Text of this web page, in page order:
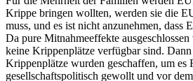
Krippe bringen wollten, werden sie die
muss, und es ist nicht anzunehmen, dass
Da pure Mitnahmeeffekte
keine Krippenplätze verfügbar sind.
Krippenplätze wurden geschaffen, um es
gesellschaftspolitisch gewollt und vor